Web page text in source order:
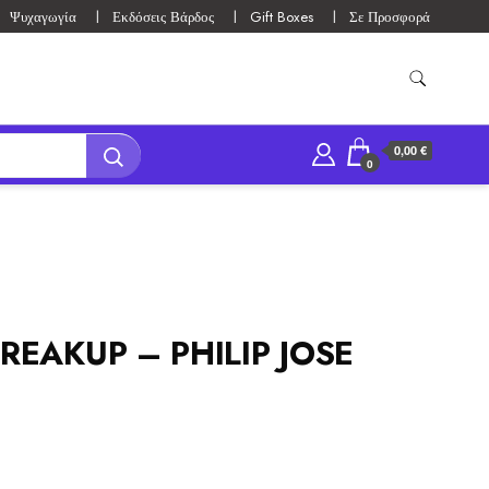
Ψυχαγωγία Εκδόσεις Βάρδος Gift Boxes Σε Προσφορά
0
0,00 €
– PHILIP JOSE